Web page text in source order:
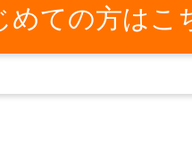
めての方はこ